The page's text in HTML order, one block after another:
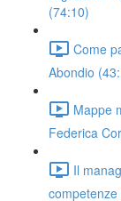
(74:10)
Come
Abondio
Mappe
Federica
Il